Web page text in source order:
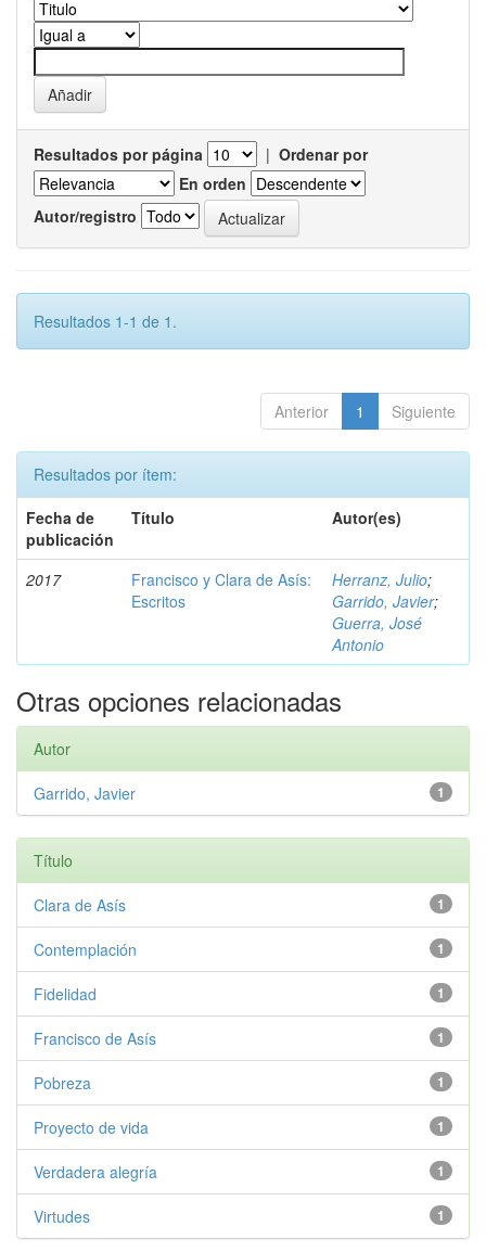
Resultados por página | Ordenar por
En orden
Autor/registro
Resultados 1-1 de 1.
Anterior 1 Siguiente
Resultados por ítem:
Fecha de
publicación
Título Autor(es)
2017
Francisco y Clara de Asís:
Escritos
Herranz, Julio;
Garrido, Javier;
Guerra, José
Antonio
Otras opciones relacionadas
Autor
1
Garrido, Javier
Título
1
Clara de Asís
1
Contemplación
1
Fidelidad
1
Francisco de Asís
1
Pobreza
1
Proyecto de vida
1
Verdadera alegría
1
Virtudes